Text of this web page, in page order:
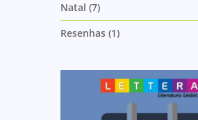
Natal (7)
Resenhas (1)